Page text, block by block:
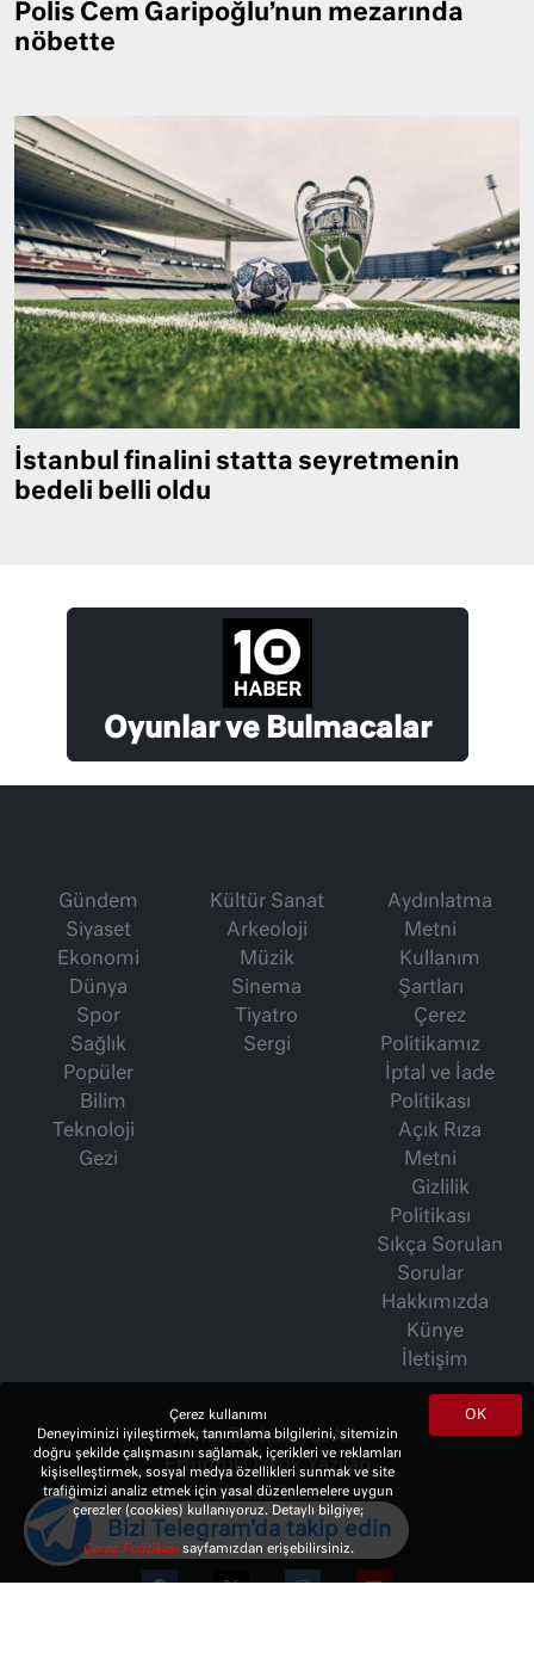
Polis Cem Garipoğlu’nun mezarında
nöbette
İstanbul finalini statta seyretmenin
bedeli belli oldu
Oyunlar ve Bulmacalar
Gündem
Siyaset
Ekonomi
Dünya
Spor
Sağlık
Popüler
Bilim
Teknoloji
Gezi
Kültür Sanat
Arkeoloji
Müzik
Sinema
Tiyatro
Sergi
Aydınlatma
Metni
Kullanım
Şartları
Çerez
Politikamız
İptal ve İade
Politikası
Açık Rıza
Metni
Gizlilik
Politikası
Sıkça Sorulan
Sorular
Hakkımızda
Künye
İletişim
İsmet Berkan Yazıları
Ertuğrul Özkök Yazıları
Haftalık Gazete
OK
Çerez kullanımı
Deneyiminizi iyileştirmek, tanımlama bilgilerini, sitemizin
doğru şekilde çalışmasını sağlamak, içerikleri ve reklamları
kişiselleştirmek, sosyal medya özellikleri sunmak ve site
trafiğimizi analiz etmek için yasal düzenlemelere uygun
çerezler (cookies) kullanıyoruz. Detaylı bilgiye;
Çerez Politikasısayfamızdan erişebilirsiniz.
Bizi Telegram'da takip edin